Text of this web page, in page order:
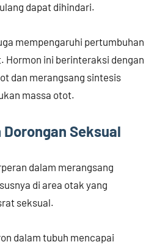
dapat dihindari.
mempengaruhi pertumbuhan
Hormon ini berinteraksi dengan
dan merangsang sintesis
massa otot.
Seksual
dalam merangsang
di area otak yang
seksual.
dalam tubuh mencapai